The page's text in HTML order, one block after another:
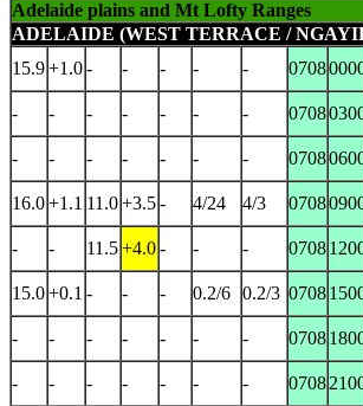
Adelaide plains and Mt Lofty Ranges
ADELAIDE (WEST TERRACE /
15.9+1.0- - - - - 0708
- - - - - - - 0708
- - - - - - - 0708
16.0+1.1 11.0+3.5- 4/24 4/3 0708
- - 11.5+4.0- - - 0708
15.0+0.1 - - - 0.2/6 0.2/3 0708
- - - - - - - 0708
- - - - - - - 0708